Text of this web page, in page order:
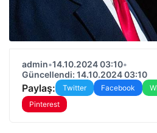
admin•14.10.2024 03:10•
Güncellendi: 14.10.2024 03:10
Paylaş: Twitter Facebook
Pinterest